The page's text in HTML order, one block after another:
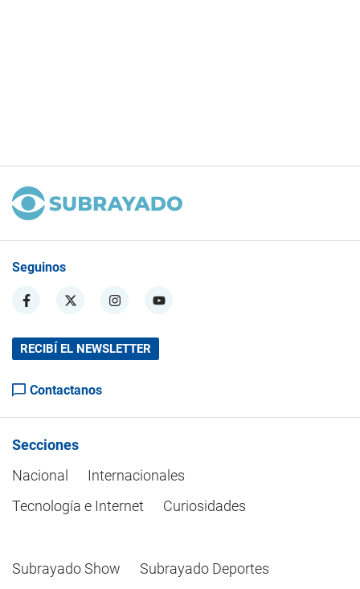
Seguinos
RECIBÍ EL NEWSLETTER
Contactanos
Secciones
Nacional
Internacionales
Tecnología e Internet
Curiosidades
Subrayado Show Subrayado Deportes